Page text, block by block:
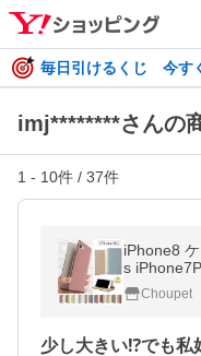
毎日引けるくじ 今す
imj********さんの
1 - 10件 / 37件
iPhone8
s
oneケース
カバー ス
Choupet
少し大きい⁉️でも私